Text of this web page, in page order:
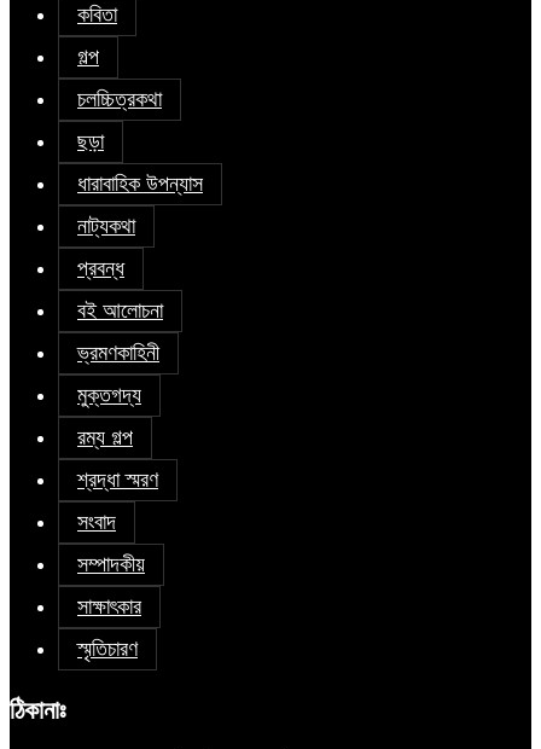
কবিতা
গল্প
চলচ্চিত্রকথা
ছড়া
ধারাবাহিক উপন্যাস
নাট্যকথা
প্রবন্ধ
বই আলোচনা
ভ্রমণকাহিনী
মুক্তগদ্য
রম্য গল্প
শ্রদ্ধা স্মরণ
সংবাদ
সম্পাদকীয়
সাক্ষাৎকার
স্মৃতিচারণ
ঠিকানাঃ